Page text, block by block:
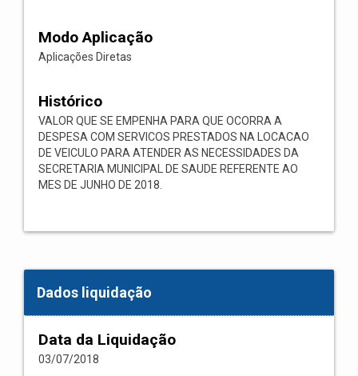
Modo Aplicação
Aplicações Diretas
Histórico
VALOR QUE SE EMPENHA PARA QUE OCORRA A
DESPESA COM SERVICOS PRESTADOS NA LOCACAO
DE VEICULO PARA ATENDER AS NECESSIDADES DA
SECRETARIA MUNICIPAL DE SAUDE REFERENTE AO
MES DE JUNHO DE 2018.
Dados liquidação
Data da Liquidação
03/07/2018